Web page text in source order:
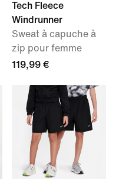
Tech Fleece
Windrunner
Sweat à capuche à
zip pour femme
119,99 €